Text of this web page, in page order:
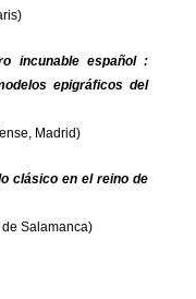
incunable español:
epigráficos del
Madrid)
clásico en el reino de
Salamanca)